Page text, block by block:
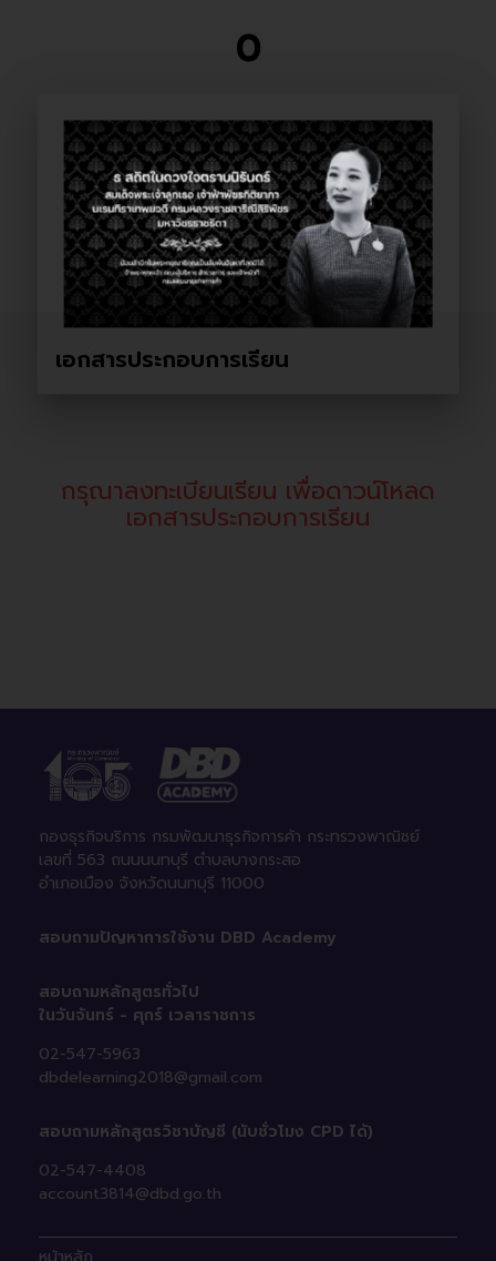
0
หนังสือรับรอง
มี
เอกสารประกอบการเรียน
กรุณาลงทะเบียนเรียน เพื่อดาวน์โหลด
เอกสารประกอบการเรียน
กองธุรกิจบริการ กรมพัฒนาธุรกิจการค้า กระทรวงพาณิชย์
เลขที่ 563 ถนนนนทบุรี ตําบลบางกระสอ
อําเภอเมือง จังหวัดนนทบุรี 11000
สอบถามปัญหาการใช้งาน DBD Academy
สอบถามหลักสูตรทั่วไป
ในวันจันทร์ - ศุกร์ เวลาราชการ
02-547-5963
dbdelearning2018@gmail.com
สอบถามหลักสูตรวิชาบัญชี (นับชั่วโมง CPD ได้)
02-547-4408
account3814@dbd.go.th